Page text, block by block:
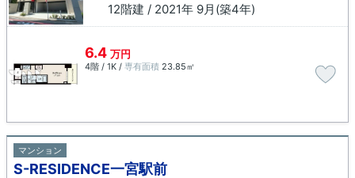
12階建 / 2021年 9月(築4年)
6.4 万円
4階 / 1K / 専有面積 23.85㎡
マンション
S-RESIDENCE一宮駅前